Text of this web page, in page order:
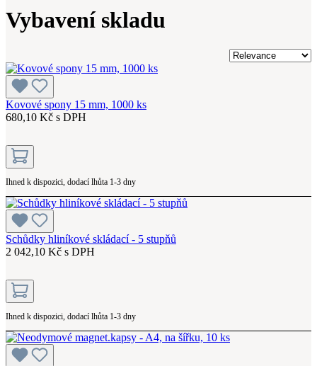
Vybavení skladu
Kovové spony 15 mm, 1000 ks
680,10 Kč s DPH
Ihned k dispozici, dodací lhůta 1-3 dny
Schůdky hliníkové skládací - 5 stupňů
2 042,10 Kč s DPH
Ihned k dispozici, dodací lhůta 1-3 dny